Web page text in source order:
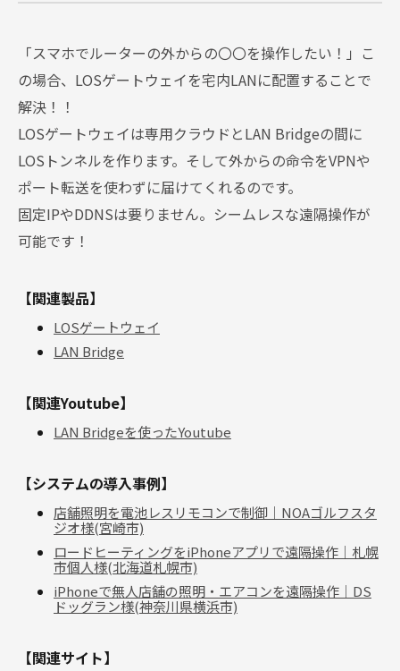
「スマホでルーターの外からの〇〇を操作したい！」こ
の場合、LOSゲートウェイを宅内LANに配置することで
解決！！
LOSゲートウェイは専用クラウドとLAN Bridgeの間に
LOSトンネルを作ります。そして外からの命令をVPNや
ポート転送を使わずに届けてくれるのです。
固定IPやDDNSは要りません。シームレスな遠隔操作が
可能です！
【関連製品】
LOSゲートウェイ
LAN Bridge
【関連Youtube】
LAN Bridgeを使ったYoutube
【システムの導入事例】
店舗照明を電池レスリモコンで制御｜NOAゴルフスタ
ジオ様(宮崎市)
ロードヒーティングをiPhoneアプリで遠隔操作｜札幌
市個人様(北海道札幌市)
iPhoneで無人店舗の照明・エアコンを遠隔操作｜DS
ドッグラン様(神奈川県横浜市)
【関連サイト】